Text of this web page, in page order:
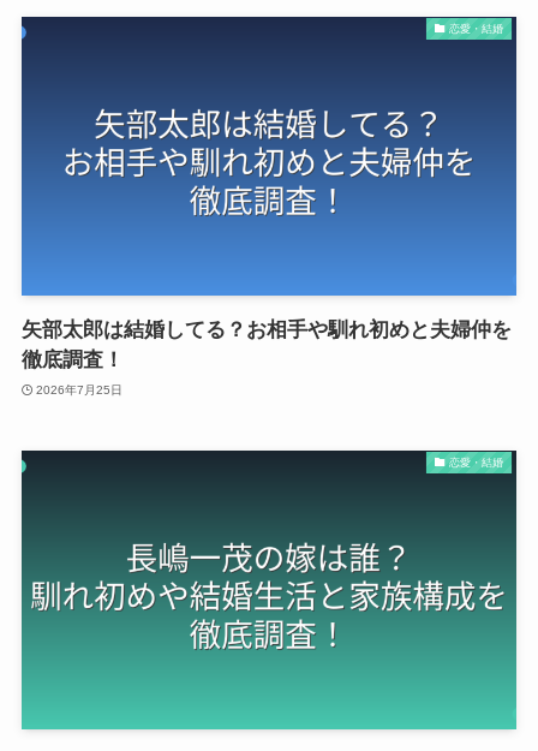
恋愛・結婚
矢部太郎は結婚してる？お相手や馴れ初めと夫婦仲を
徹底調査！
2026年7月25日
恋愛・結婚